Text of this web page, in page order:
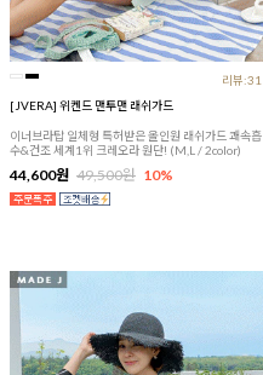
리뷰:31
[JVERA] 위켄드 맨투맨 래쉬가드
이너브라탑 일체형 특허받은 올인원 래쉬가드 쾌속흡
수&건조 세계1위 크레오라 원단! (M,L / 2color)
44,600원 49,500원 10%